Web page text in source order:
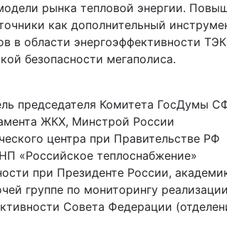
рынка тепловой энергии.
как дополнительный
в области энергоэффективности ТЭК
безопасности мегаполиса.
председателя Комитета ГосДумы
ЖКХ, Минстрой России
центра при Правительстве РФ
«Российское теплоснабжение»
при Президенте России,
группе по мониторингу
Совета Федерации